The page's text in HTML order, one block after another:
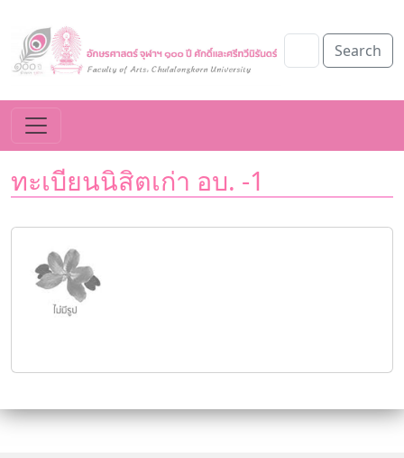
Search
ทะเบียนนิสิตเก่า อบ. -1